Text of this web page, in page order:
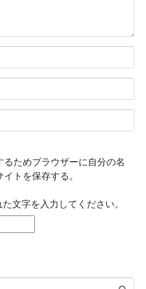
ためブラウザーに自分の名
トを保存する。
文字を入力してください。